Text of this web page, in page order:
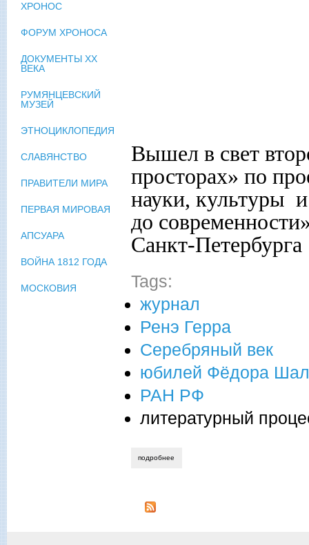
Вышел в свет
просторах» по
науки, культуры
до
Санкт-Петербурга
Tags:
журнал
Ренэ Герра
Серебряный век
юбилей Фёдора
РАН РФ
литературный
подробнее
ХРОНОС
ФОРУМ ХРОНОСА
ДОКУМЕНТЫ XX
ВЕКА
РУМЯНЦЕВСКИЙ
МУЗЕЙ
ЭТНОЦИКЛОПЕДИЯ
СЛАВЯНСТВО
ПРАВИТЕЛИ МИРА
ПЕРВАЯ МИРОВАЯ
АПСУАРА
ВОЙНА 1812 ГОДА
МОСКОВИЯ